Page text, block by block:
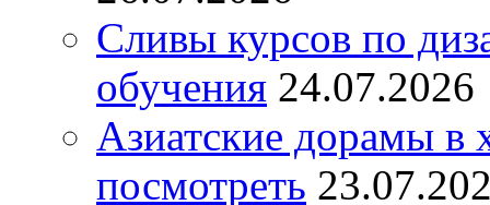
Сливы курсов по
обучения 24.07.2026
Азиатские дорамы в
посмотреть